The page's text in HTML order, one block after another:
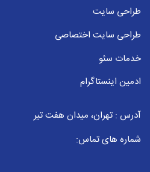
طراحی سایت
طراحی سایت اختصاصی
خدمات سئو
ادمین اینستاگرام
آدرس : تهران، میدان هفت تیر
شماره های تماس: